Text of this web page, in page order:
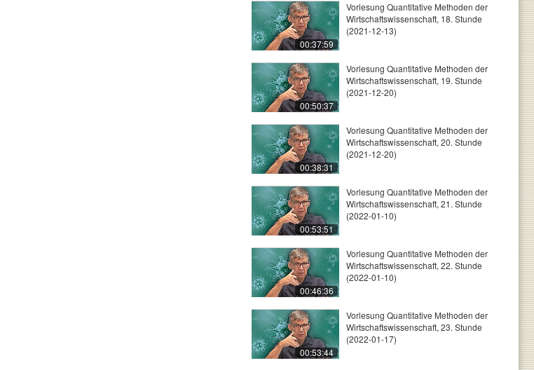
00:37:59
Vorlesung Quantitative Methoden der
Wirtschaftswissenschaft, 18. Stunde
(2021-12-13)
00:50:37
Vorlesung Quantitative Methoden der
Wirtschaftswissenschaft, 19. Stunde
(2021-12-20)
00:38:31
Vorlesung Quantitative Methoden der
Wirtschaftswissenschaft, 20. Stunde
(2021-12-20)
00:53:51
Vorlesung Quantitative Methoden der
Wirtschaftswissenschaft, 21. Stunde
(2022-01-10)
00:46:36
Vorlesung Quantitative Methoden der
Wirtschaftswissenschaft, 22. Stunde
(2022-01-10)
00:53:44
Vorlesung Quantitative Methoden der
Wirtschaftswissenschaft, 23. Stunde
(2022-01-17)